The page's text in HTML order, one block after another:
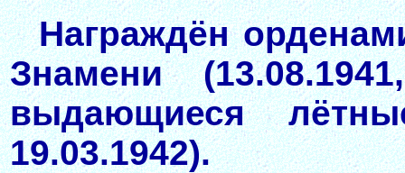
Награждён
Знамени
выдающиеся
19.03.1942).